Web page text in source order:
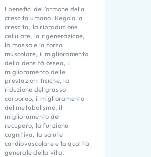
I benefici dell’ormone della
crescita umano. Regola la
crescita, la riproduzione
cellulare, la rigenerazione,
la massa e la forza
muscolare, il miglioramento
della densità ossea, il
miglioramento delle
prestazioni fisiche, la
riduzione del grasso
corporeo, il miglioramento
del metabolismo, il
miglioramento del
recupero, la funzione
cognitiva, la salute
cardiovascolare e la qualità
generale della vita.